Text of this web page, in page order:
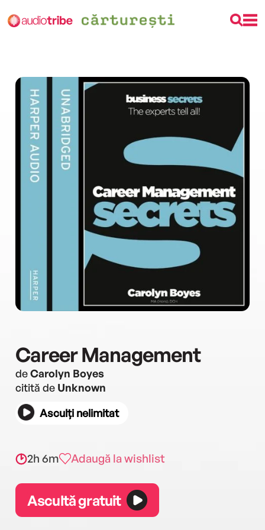
Career Management
deCarolyn Boyes
citită de Unknown
Asculți nelimitat
2h 6m Adaugă la wishlist
Ascultă gratuit